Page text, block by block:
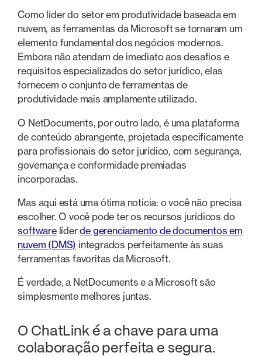
Como líder do setor em produtividade baseada em
nuvem, as ferramentas da Microsoft se tornaram um
elemento fundamental dos negócios modernos.
Embora não atendam de imediato aos desafios e
requisitos especializados do setor jurídico, elas
fornecem o conjunto de ferramentas de
produtividade mais amplamente utilizado.
O NetDocuments, por outro lado, é uma plataforma
de conteúdo abrangente, projetada especificamente
para profissionais do setor jurídico, com segurança,
governança e conformidade premiadas
incorporadas.
Mas aqui está uma ótima notícia: o você não precisa
escolher. O você pode ter os recursos jurídicos do
softwarelíderde gerenciamento de documentos em
nuvem (DMS) integrados perfeitamente às suas
ferramentas favoritas da Microsoft.
É verdade, a NetDocuments e a Microsoft são
simplesmente melhores juntas.
O ChatLink é a chave para uma
colaboração perfeita e segura.